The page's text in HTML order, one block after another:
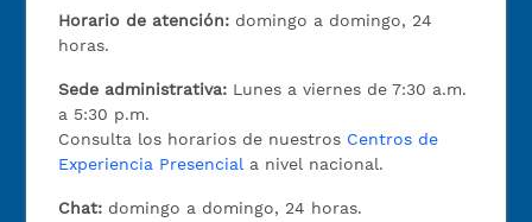
Horario de atención: domingo a domingo, 24
horas.
Sede administrativa: Lunes a viernes de 7:30 a.m.
a 5:30 p.m.
Consulta los horarios de nuestros Centros de
Experiencia Presencial a nivel nacional.
Chat: domingo a domingo, 24 horas.